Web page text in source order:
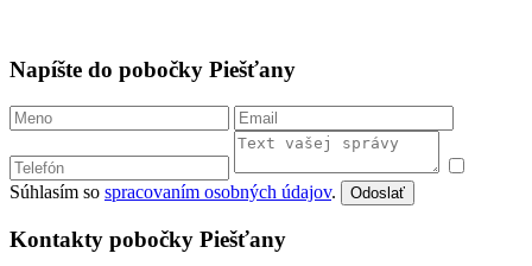
Napíšte do pobočky Piešťany
Súhlasím so spracovaním osobných údajov. Odoslať
Kontakty pobočky Piešťany